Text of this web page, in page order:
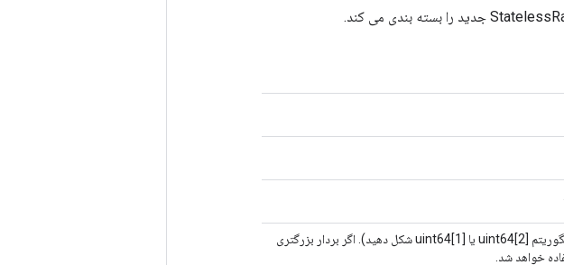
شمارنده اولیه برای الگوریتم RNG مبتنی بر شمارنده (بسته به الگوریتم uint64[2] یا uint64[1] شکل دهید). اگر بردار بزرگتری